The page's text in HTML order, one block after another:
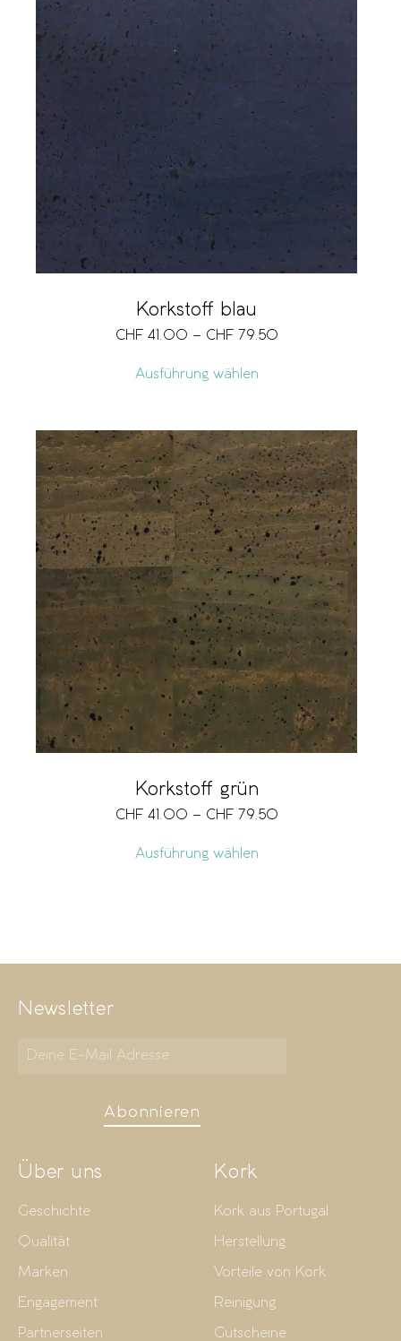
Korkstoff blau
CHF 41.00 – CHF 79.50
Ausführung wählen
Korkstoff grün
CHF 41.00 – CHF 79.50
Ausführung wählen
Newsletter
Abonnieren
Über uns
Geschichte
Qualität
Marken
Engagement
Partnerseiten
Kork
Kork aus Portugal
Herstellung
Vorteile von Kork
Reinigung
Gutscheine